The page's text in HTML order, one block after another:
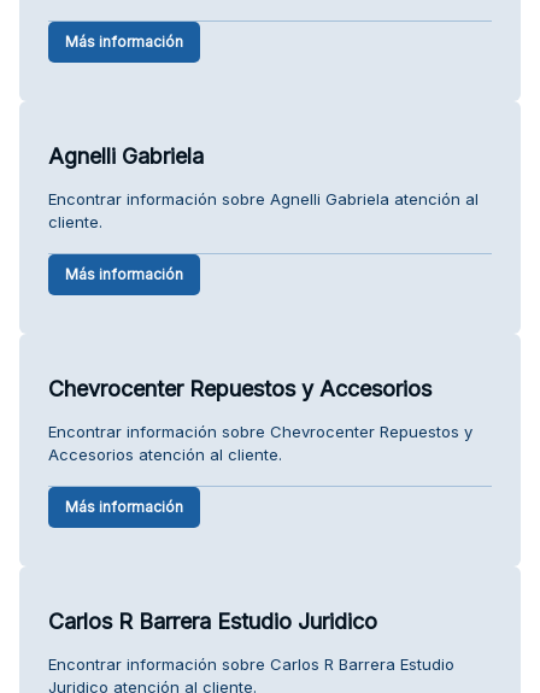
Más información
Agnelli Gabriela
Encontrar información sobre Agnelli Gabriela atención al
cliente.
Más información
Chevrocenter Repuestos y Accesorios
Encontrar información sobre Chevrocenter Repuestos y
Accesorios atención al cliente.
Más información
Carlos R Barrera Estudio Juridico
Encontrar información sobre Carlos R Barrera Estudio
Juridico atención al cliente.